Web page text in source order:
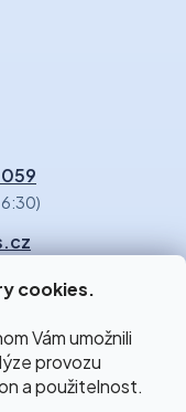
cookies.
Vám umožnili
provozu
a použitelnost.